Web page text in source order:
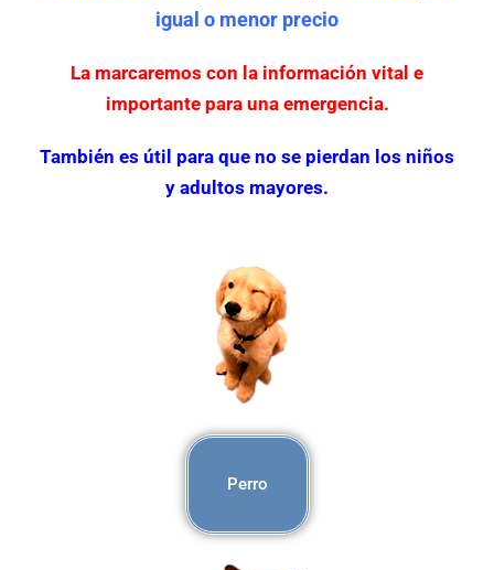
igual o menor precio
La marcaremos con la información vital e
importante para una emergencia.
También es útil para que no se pierdan los niños
y adultos mayores.
Perro